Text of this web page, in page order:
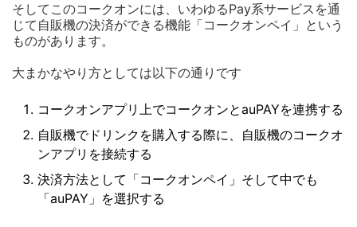
そしてこのコークオンには、いわゆるPay系サービスを通
じて自販機の決済ができる機能「コークオンペイ」という
ものがあります。
大まかなやり方としては以下の通りです
コークオンアプリ上でコークオンとauPAYを連携する
自販機でドリンクを購入する際に、自販機のコークオ
ンアプリを接続する
決済方法として「コークオンペイ」そして中でも
「auPAY」を選択する